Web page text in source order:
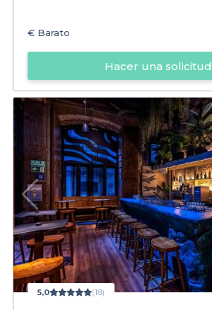
€ Barato
Hacer una solicitud
5,0 (18)